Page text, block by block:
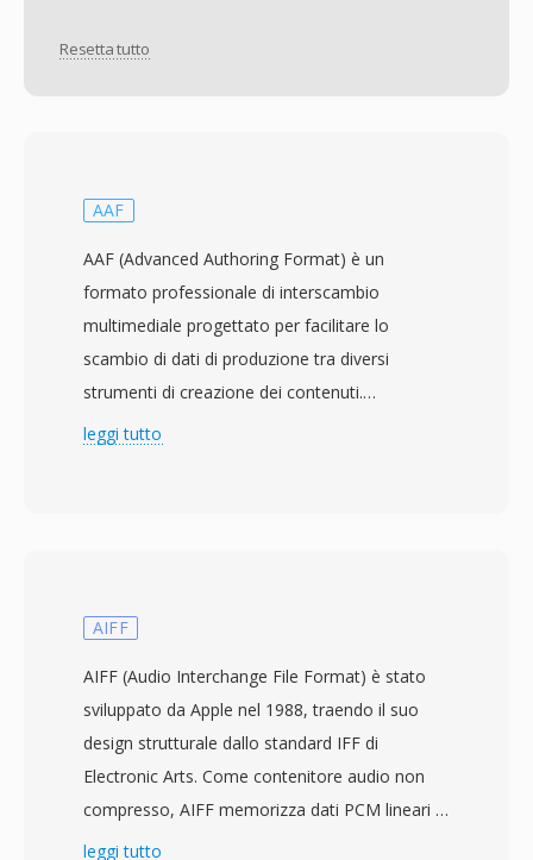
Resetta tutto
AAF
AAF (Advanced Authoring Format) è un
formato professionale di interscambio
multimediale progettato per facilitare lo
scambio di dati di produzione tra diversi
strumenti di creazione dei contenuti.
Originariamente sviluppato da un consorzio
framework di metadati che preserva non solo i
decisioni editoriali, i parametri degli effetti, le
transizioni e le strutture della timeline. Questo
lo rende particolarmente prezioso nei flussi di
spostano tra diversi sistemi di editing e devono
leggi tutto
AIFF
AIFF (Audio Interchange File Format) è stato
sviluppato da Apple nel 1988, traendo il suo
design strutturale dallo standard IFF di
Electronic Arts. Come contenitore audio non
compresso, AIFF memorizza dati PCM lineari a
piena qualità CD — tipicamente 16 bit a 44,1
leggi tutto